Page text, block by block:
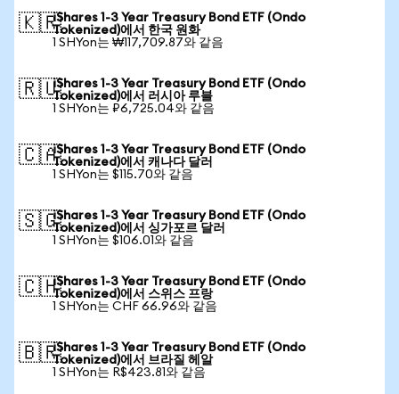
🇰🇷iShares 1-3 Year Treasury Bond ETF (Ondo
Tokenized)에서 한국 원화
1 SHYon는 ₩117,709.87와 같음
🇷🇺iShares 1-3 Year Treasury Bond ETF (Ondo
Tokenized)에서 러시아 루블
1 SHYon는 ₽6,725.04와 같음
🇨🇦iShares 1-3 Year Treasury Bond ETF (Ondo
Tokenized)에서 캐나다 달러
1 SHYon는 $115.70와 같음
🇸🇬iShares 1-3 Year Treasury Bond ETF (Ondo
Tokenized)에서 싱가포르 달러
1 SHYon는 $106.01와 같음
🇨🇭iShares 1-3 Year Treasury Bond ETF (Ondo
Tokenized)에서 스위스 프랑
1 SHYon는 CHF 66.96와 같음
🇧🇷iShares 1-3 Year Treasury Bond ETF (Ondo
Tokenized)에서 브라질 헤알
1 SHYon는 R$423.81와 같음